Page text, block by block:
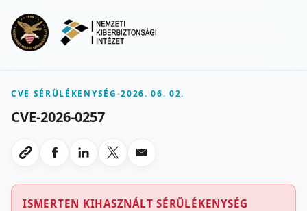
CVE SÉRÜLÉKENYSÉG-2026. 06. 02.
CVE-2026-0257
Link masolasa
Megosztas Facebookon
Megosztas LinkedInen
Megosztas X-en
Megosztas emailben
ISMERTEN KIHASZNÁLT SÉRÜLÉKENYSÉG